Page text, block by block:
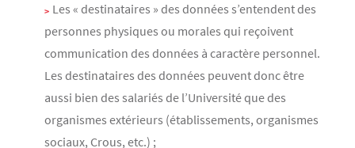
Les « destinataires » des données s’entendent des
personnes physiques ou morales qui reçoivent
communication des données à caractère personnel.
Les destinataires des données peuvent donc être
aussi bien des salariés de l’Université que des
organismes extérieurs (établissements, organismes
sociaux, Crous, etc.) ;